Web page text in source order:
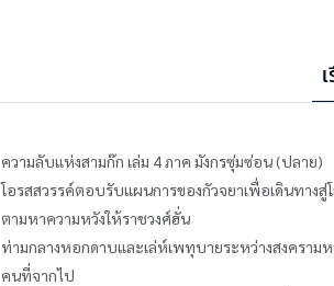
ความลับแห่งสามก๊ก เล่ม 4 ภาค มังกรซุ่มซ่อน (ปลาย)
โอรสสวรรค์ตอบรับแผนการของกัวจยาเพื่อเดินทาง
ตามหาความหวังให้ราชวงศ์ฮั่น
ท่ามกลางหอกดาบและเล่ห์เพทุบายระหว่างสงคราม
คนที่จากไป